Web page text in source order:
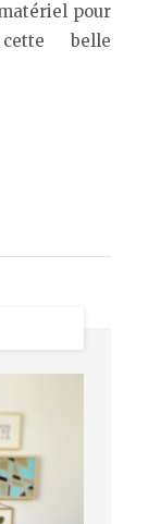
pour
belle